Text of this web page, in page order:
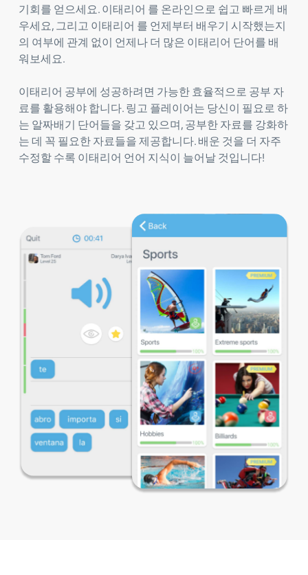
기회를 얻으세요. 이태리어 를 온라인으로 쉽고 빠르게 배
우세요, 그리고 이태리어 를 언제부터 배우기 시작했는지
의 여부에 관계 없이 언제나 더 많은 이태리어 단어를 배
워보세요.
이태리어 공부에 성공하려면 가능한 효율적으로 공부 자
료를 활용해야 합니다. 링고 플레이어는 당신이 필요로 하
는 알짜배기 단어들을 갖고 있으며, 공부한 자료를 강화하
는 데 꼭 필요한 자료들을 제공합니다. 배운 것을 더 자주
수정할 수록 이태리어 언어 지식이 늘어날 것입니다!